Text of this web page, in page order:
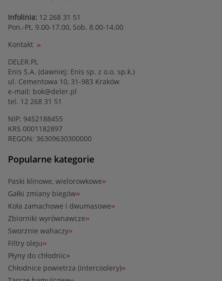
Infolinia: 12 268 31 51
Pon.-Pt. 9.00-17.00, Sob. 8.00-14.00
Kontakt
DELER.PL
Enis S.A. (dawniej: Enis sp. z o.o. sp.k.)
ul. Cementowa 10, 31-983 Kraków
e-mail: bok@deler.pl
tel. 12 268 31 51
NIP: 9452188455
KRS 0001182897
REGON: 36309630300000
Popularne kategorie
Paski klinowe, wielorowkowe
Gałki zmiany biegów
Koła zamachowe i dwumasowe
Zbiorniki wyrównawcze
Sworznie wahaczy
Filtry oleju
Płyny do chłodnic
Chłodnice powietrza (intercoolery)